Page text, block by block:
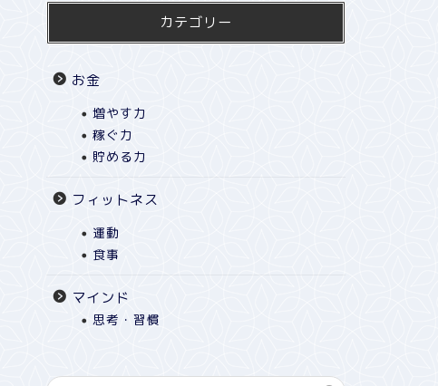
カテゴリー
お金
増やす力
稼ぐ力
貯める力
フィットネス
運動
食事
マインド
思考・習慣